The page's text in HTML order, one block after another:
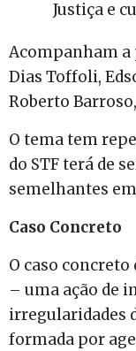
Justiça e
Acompanham a
Dias Toffoli,
Roberto
O tema tem
do STF terá de
semelhantes
Caso Concreto
O caso
– uma ação de
irregularidades
formada por